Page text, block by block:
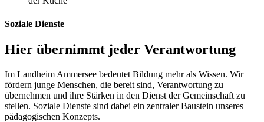
Soziale Dienste
Hier übernimmt jeder Verantwortung
Im Landheim Ammersee bedeutet Bildung mehr als Wissen. Wir
fördern junge Menschen, die bereit sind, Verantwortung zu
übernehmen und ihre Stärken in den Dienst der Gemeinschaft zu
stellen. Soziale Dienste sind dabei ein zentraler Baustein unseres
pädagogischen Konzepts.